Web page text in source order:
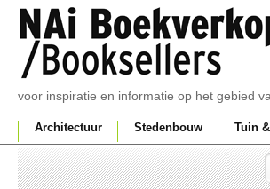
voor inspiratie en informatie op het gebied
Architectuur Stedenbouw Tuin